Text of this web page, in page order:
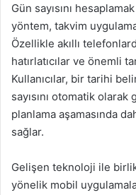
Gün sayısını
yöntem, takvim
Özellikle akıllı
hatırlatıcılar ve önemli
Kullanıcılar, bir tarihi
sayısını otomatik
planlama aşamasında
sağlar.
Gelişen teknoloji ile
yönelik mobil